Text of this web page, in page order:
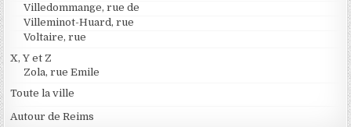
Villedommange, rue de
Villeminot-Huard, rue
Voltaire, rue
X, Y et Z
Zola, rue Emile
Toute la ville
Autour de Reims